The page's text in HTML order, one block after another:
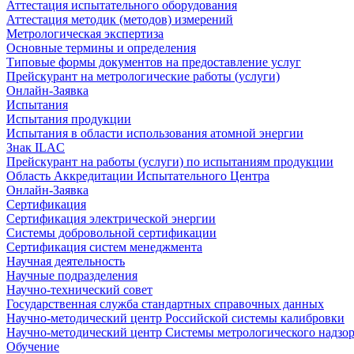
Аттестация испытательного оборудования
Аттестация методик (методов) измерений
Метрологическая экспертиза
Основные термины и определения
Типовые формы документов на предоставление услуг
Прейскурант на метрологические работы (услуги)
Онлайн-Заявка
Испытания
Испытания продукции
Испытания в области использования атомной энергии
Знак ILAC
Прейскурант на работы (услуги) по испытаниям продукции
Область Аккредитации Испытательного Центра
Онлайн-Заявка
Сертификация
Сертификация электрической энергии
Системы добровольной сертификации
Сертификация систем менеджмента
Научная деятельность
Научные подразделения
Научно-технический совет
Государственная служба стандартных справочных данных
Научно-методический центр Российской системы калибровки
Научно-методический центр Системы метрологического
Обучение